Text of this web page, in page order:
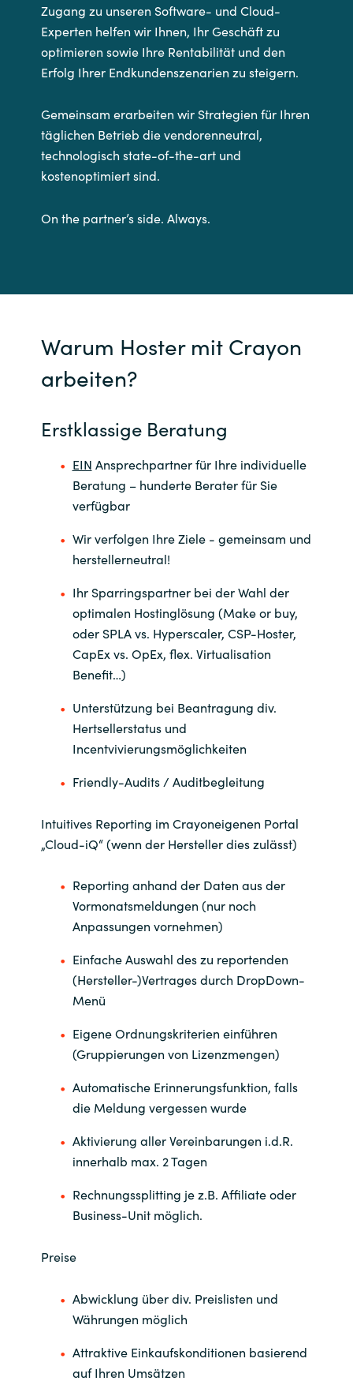
Zugang zu unseren Software- und Cloud-
Experten helfen wir Ihnen, Ihr Geschäft zu
optimieren sowie Ihre Rentabilität und den
Erfolg Ihrer Endkundenszenarien zu steigern.
Gemeinsam erarbeiten wir Strategien für Ihren
täglichen Betrieb die vendorenneutral,
technologisch state-of-the-art und
kostenoptimiert sind.
On the partner’s side. Always.
Warum Hoster mit Crayon
arbeiten?
Erstklassige Beratung
EIN Ansprechpartner für Ihre individuelle
Beratung – hunderte Berater für Sie
verfügbar
Wir verfolgen Ihre Ziele - gemeinsam und
herstellerneutral!
Ihr Sparringspartner bei der Wahl der
optimalen Hostinglösung (Make or buy,
oder SPLA vs. Hyperscaler, CSP-Hoster,
CapEx vs. OpEx, flex. Virtualisation
Benefit…)
Unterstützung bei Beantragung div.
Hertsellerstatus und
Incentvivierungsmöglichkeiten
Friendly-Audits / Auditbegleitung
Intuitives Reporting im Crayoneigenen Portal
„Cloud-iQ“ (wenn der Hersteller dies zulässt)
Reporting anhand der Daten aus der
Vormonatsmeldungen (nur noch
Anpassungen vornehmen)
Einfache Auswahl des zu reportenden
(Hersteller-)Vertrages durch DropDown-
Menü
Eigene Ordnungskriterien einführen
(Gruppierungen von Lizenzmengen)
Automatische Erinnerungsfunktion, falls
die Meldung vergessen wurde
Aktivierung aller Vereinbarungen i.d.R.
innerhalb max. 2 Tagen
Rechnungssplitting je z.B. Affiliate oder
Business-Unit möglich.
Preise
Abwicklung über div. Preislisten und
Währungen möglich
Attraktive Einkaufskonditionen basierend
auf Ihren Umsätzen